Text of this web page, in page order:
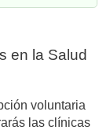
en la Salud
voluntaria
las clínicas